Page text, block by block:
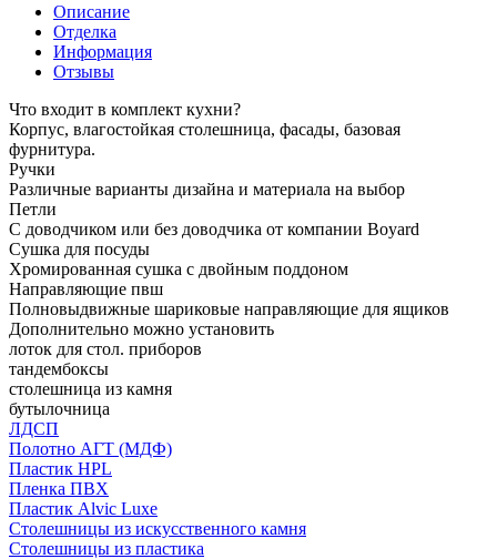
Описание
Отделка
Информация
Отзывы
Что входит в комплект кухни?
Корпус, влагостойкая столешница, фасады, базовая
фурнитура.
Ручки
Различные варианты дизайна и материала на выбор
Петли
С доводчиком или без доводчика от компании Boyard
Сушка для посуды
Хромированная сушка с двойным поддоном
Направляющие пвш
Полновыдвижные шариковые направляющие для ящиков
Дополнительно можно установить
лоток для стол. приборов
тандембоксы
столешница из камня
бутылочница
ЛДСП
Полотно АГТ (МДФ)
Пластик HPL
Пленка ПВХ
Пластик Alvic Luxe
Столешницы из искусственного камня
Столешницы из пластика